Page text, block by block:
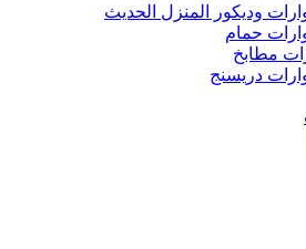
وديكور المنزل الحديث
حمام
مطابخ
دريسنج